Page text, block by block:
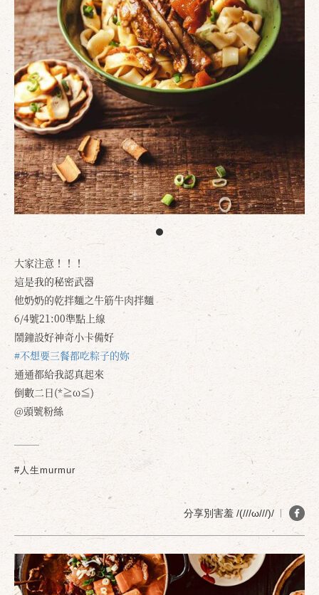
大家注意！！！
這是我的秘密武器
他奶奶的乾拌麵之牛筋牛肉拌麵
6/4號21:00準點上線
鬧鐘設好神奇小卡備好
#不想要三餐都吃粽子的妳
通通都給我認真起來
倒數二日(*≧ω≦)
@頭號粉絲
#人生murmur
分享別害羞 /(///ω///)/
確定 取消